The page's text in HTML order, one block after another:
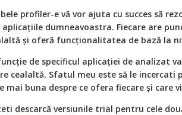
profiler-e vă vor ajuta cu succes să
aplicaţiile dumneavoastra. Fiecare are
şi oferă funcţionalitatea de bază la
de specificul aplicaţiei de analizat
cealaltă. Sfatul meu este să le incercati
mai buna despre ce ofera fiecare şi care
descarcă versiunile trial pentru cele